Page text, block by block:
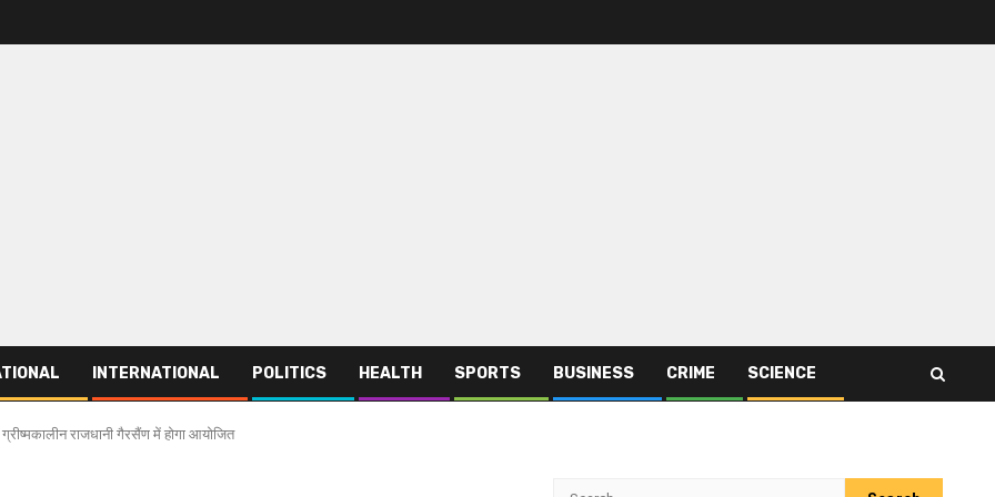
INTERNATIONAL POLITICS HEALTH SPORTS BUSINESS CRIME SCIENCE
राजधानी गैरसैंण में होगा आयोजित
Search